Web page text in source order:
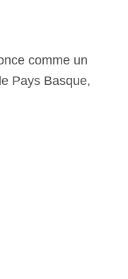
Pays Basque,